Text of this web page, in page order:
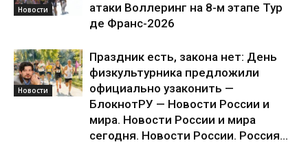
Новости
атаки Воллеринг на 8-м этапе Тур
де Франс-2026
Новости
Праздник есть, закона нет: День
физкультурника предложили
официально узаконить —
БлокнотРУ — Новости России и
мира. Новости России и мира
сегодня. Новости России. Россия...